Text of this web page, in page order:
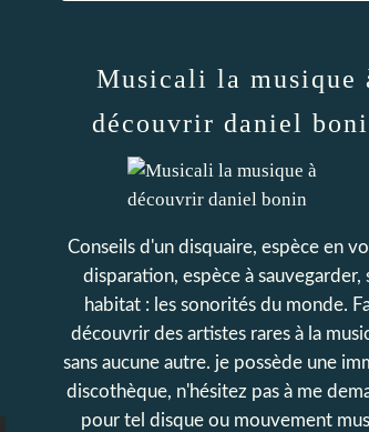
Musicali la musique
découvrir daniel
Conseils d'un disquaire, espèce en
disparation, espèce à sauvegarder,
habitat : les sonorités du monde.
découvrir des artistes rares à la
sans aucune autre. je possède une
discothèque, n'hésitez pas à me
pour tel disque ou mouvement